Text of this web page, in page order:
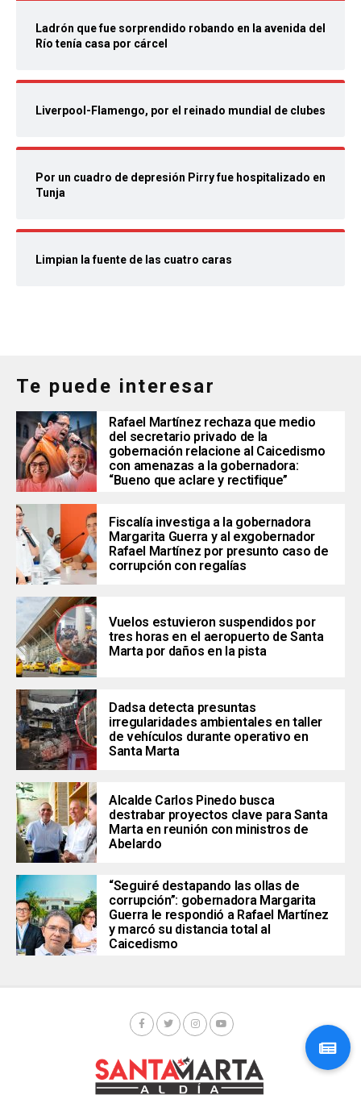
Ladrón que fue sorprendido robando en la avenida del
Río tenía casa por cárcel
Liverpool-Flamengo, por el reinado mundial de clubes
Por un cuadro de depresión Pirry fue hospitalizado en
Tunja
Limpian la fuente de las cuatro caras
Te puede interesar
Rafael Martínez rechaza que medio
del secretario privado de la
gobernación relacione al Caicedismo
con amenazas a la gobernadora:
“Bueno que aclare y rectifique”
Fiscalía investiga a la gobernadora
Margarita Guerra y al exgobernador
Rafael Martínez por presunto caso de
corrupción con regalías
Vuelos estuvieron suspendidos por
tres horas en el aeropuerto de Santa
Marta por daños en la pista
Dadsa detecta presuntas
irregularidades ambientales en taller
de vehículos durante operativo en
Santa Marta
Alcalde Carlos Pinedo busca
destrabar proyectos clave para Santa
Marta en reunión con ministros de
Abelardo
“Seguiré destapando las ollas de
corrupción”: gobernadora Margarita
Guerra le respondió a Rafael Martínez
y marcó su distancia total al
Caicedismo